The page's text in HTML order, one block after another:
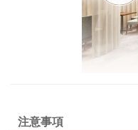
注意事項